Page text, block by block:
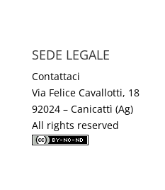
SEDE LEGALE
Contattaci
Via Felice Cavallotti, 18
92024 – Canicattì (Ag)
All rights reserved